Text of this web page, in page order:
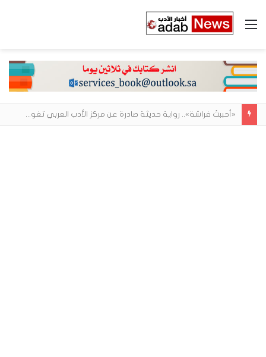
القائمة
«أحببتُ فراشة».. رواية حديثة صادرة عن مركز الأدب العربي تغوص في هشاشة الحب وصراعات الذات